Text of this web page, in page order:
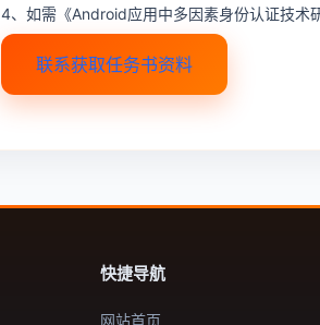
4、如需《Android应用中多因素身份认证技术
联系获取任务书资料
快捷导航
网站首页